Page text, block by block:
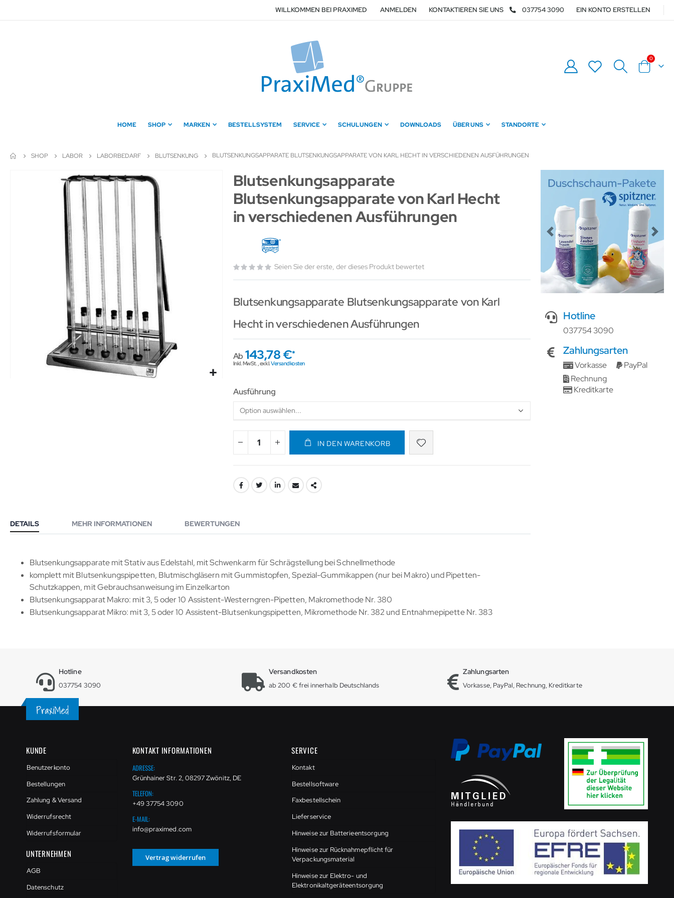
zum
WILLKOMMEN BEI PRAXIMED ANMELDEN KONTAKTIEREN SIE UNS 037754 3090 EIN KONTO ERSTELLEN
Warenkorb
0Artikel
HOME SHOP MARKEN BESTELLSYSTEM SERVICE SCHULUNGEN DOWNLOADS ÜBER UNS STANDORTE
SHOP LABOR LABORBEDARF BLUTSENKUNG BLUTSENKUNGSAPPARATE BLUTSENKUNGSAPPARATE VON KARL HECHT IN VERSCHIEDENEN AUSFÜHRUNGEN
Zum
Anfang
Bildergalerie
springen
Blutsenkungsapparate
Blutsenkungsapparate von Karl Hecht
in verschiedenen Ausführungen
Seien Sie der erste, der dieses Produkt bewertet
Blutsenkungsapparate Blutsenkungsapparate von Karl
Hecht in verschiedenen Ausführungen
Ab 143,78 €
Inkl. MwSt.,exkl.Versandkosten
Ausführung
IN DEN WARENKORB
DETAILS
Blutsenkungsapparate mit Stativ aus Edelstahl, mit Schwenkarm für Schrägstellung bei Schnellmethode
komplett mit Blutsenkungspipetten, Blutmischgläsern mit Gummistopfen, Spezial-Gummikappen (nur bei Makro) und Pipetten-
Schutzkappen, mit Gebrauchsanweisung im Einzelkarton
Blutsenkungsapparat Makro: mit 3, 5 oder 10 Assistent-Westerngren-Pipetten, Makromethode Nr. 380
Blutsenkungsapparat Mikro: mit 3, 5 oder 10 Assistent-Blutsenkungspipetten, Mikromethode Nr. 382 und Entnahmepipette Nr. 383
MEHR INFORMATIONEN BEWERTUNGEN
Previous Next
Hotline
037754 3090
Zahlungsarten
Vorkasse
PayPal
Rechnung
Kreditkarte
Hotline
037754 3090
Versandkosten
ab 200 € frei innerhalb Deutschlands
Zahlungsarten
Vorkasse, PayPal, Rechnung, Kreditkarte
KUNDE
Benutzerkonto
Bestellungen
Zahlung & Versand
Widerrufsrecht
Widerrufsformular
UNTERNEHMEN
AGB
Datenschutz
KONTAKT INFORMATIONEN
ADRESSE:
Grünhainer Str. 2, 08297 Zwönitz, DE
TELEFON:
+49 37754 3090
E-MAIL:
info@praximed.com
Vertrag widerrufen
SERVICE
Kontakt
Bestellsoftware
Faxbestellschein
Lieferservice
Hinweise zur Batterieentsorgung
Hinweise zur Rücknahmepflicht für
Verpackungsmaterial
Hinweise zur Elektro- und
Elektronikaltgeräteentsorgung